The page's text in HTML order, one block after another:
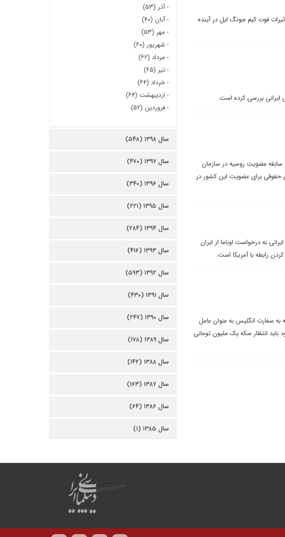
فوت کیم جونگ ایل در آینده
بررسی کرده است.
سابقه عضویت روسیه در سازمان
حقوقی برای عضویت این کشور در
به درخواست اوباما از ایران
رابطه با آمریکا است.
به سفارت انگلیس به عنوان عامل
انتظار سکه یک ملیون تومانی
-آذر (۵۳)
-آبان (۴۰)
- مهر (۵۳)
- شهریور (۶۰)
- مرداد (۶۲)
-تیر (۶۵)
-خرداد (۶۴)
- اردیبهشت (۶۴)
-فروردین (۵۲)
سال ۱۳۹۸ (۵۴۸)
سال ۱۳۹۷ (۴۷۰)
سال ۱۳۹۶ (۳۴۰)
سال ۱۳۹۵ (۲۲۱)
سال ۱۳۹۴ (۲۸۴)
سال ۱۳۹۳ (۴۱۶)
سال ۱۳۹۲ (۵۹۳)
سال ۱۳۹۱ (۴۳۰)
سال ۱۳۹۰ (۲۴۷)
سال ۱۳۸۹ (۱۷۸)
سال ۱۳۸۸ (۱۴۲)
سال ۱۳۸۷ (۱۶۳)
سال ۱۳۸۶ (۶۴)
سال ۱۳۸۵ (۱)